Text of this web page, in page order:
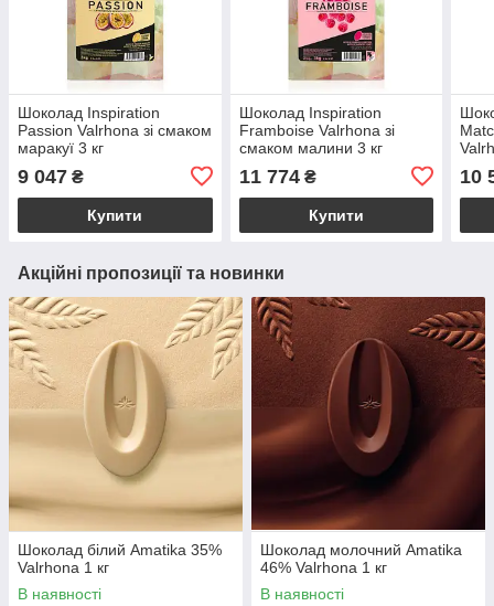
Шоколад Inspiration
Passion Valrhona зі смаком
маракуї 3 кг
9 047 ₴
Купити
Шоколад Inspiration
Framboise Valrhona зі
смаком малини 3 кг
11 774₴
Купити
10
Акційні пропозиції та новинки
Шоколад білий Amatika 35%
Valrhona 1 кг
В наявності
Шоколад молочний Amatika
46% Valrhona 1 кг
В наявності